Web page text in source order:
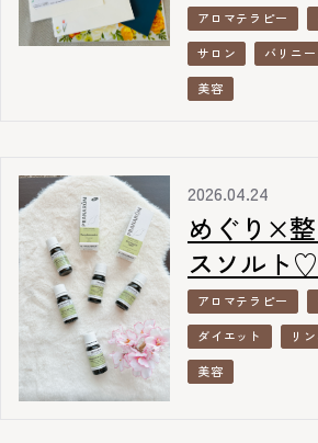
アロマテラピー
サロン
バリニ
美容
2026.04.24
めぐり×
スソルト♡
アロマテラピー
ダイエット
リ
美容